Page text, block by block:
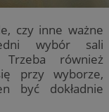
czy inne ważne
wybór sali
również
przy wyborze,
być dokładnie